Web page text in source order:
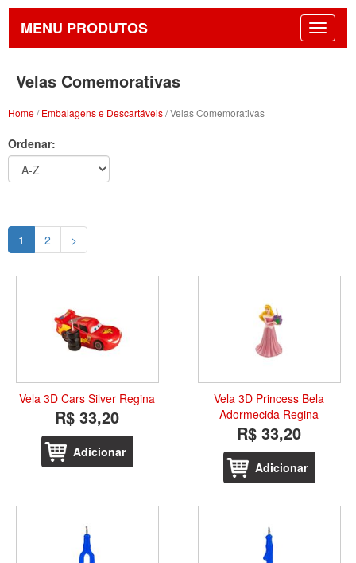
MENU PRODUTOS
Velas Comemorativas
Home/Embalagens e Descartáveis/ Velas Comemorativas
Ordenar:
1 2 >
Vela 3D Cars Silver Regina
R$ 33,20
Adicionar
Vela 3D Princess Bela
Adormecida Regina
R$ 33,20
Adicionar